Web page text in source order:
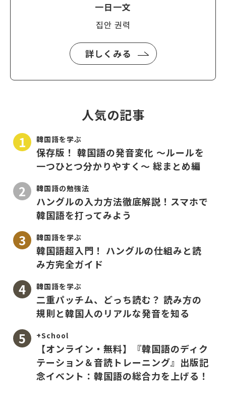
一日一文
집안 권력
詳しくみる
人気の記事
韓国語を学ぶ
保存版！ 韓国語の発音変化 〜ルールを
一つひとつ分かりやすく〜 総まとめ編
韓国語の勉強法
ハングルの入力方法徹底解説！スマホで
韓国語を打ってみよう
韓国語を学ぶ
韓国語超入門！ ハングルの仕組みと読
み方完全ガイド
韓国語を学ぶ
二重パッチム、どっち読む？ 読み方の
規則と韓国人のリアルな発音を知る
+School
【オンライン・無料】『韓国語のディク
テーション＆音読トレーニング』出版記
念イベント：韓国語の総合力を上げる！